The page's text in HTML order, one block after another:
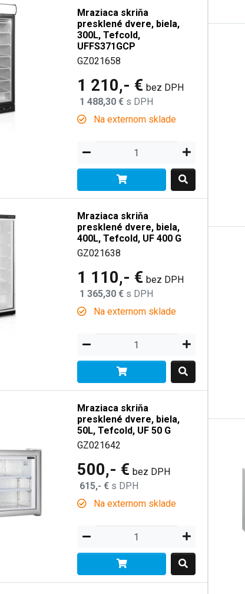
Mraziaca skriňa
presklené dvere, biela,
300L, Tefcold,
UFFS371GCP
GZ021658
1 210,- € bez DPH
1 488,30 € s DPH
Na externom sklade
Mraziaca skriňa
presklené dvere, biela,
400L, Tefcold, UF 400 G
GZ021638
1 110,- € bez DPH
1 365,30 € s DPH
Na externom sklade
Mraziaca skriňa
presklené dvere, biela,
50L, Tefcold, UF 50 G
GZ021642
500,- € bez DPH
615,- € s DPH
Na externom sklade